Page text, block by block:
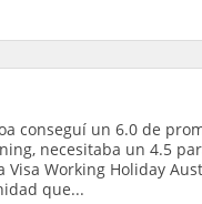
conseguí un 6.0 de
necesitaba un 4.5
Visa Working Holiday
que...